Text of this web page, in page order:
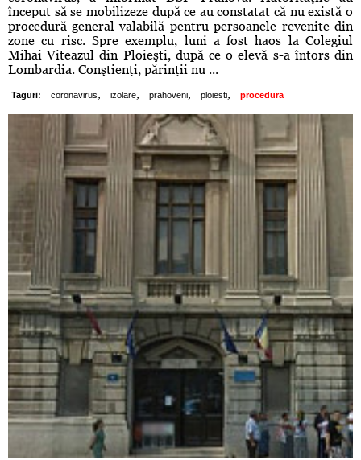
început să se mobilizeze după ce au constatat că nu există o
procedură general-valabilă pentru persoanele revenite din
zone cu risc. Spre exemplu, luni a fost haos la Colegiul
Mihai Viteazul din Ploieşti, după ce o elevă s-a întors din
Lombardia. Conştienţi, părinţii nu ...
Taguri: coronavirus, izolare, prahoveni, ploiesti, procedura